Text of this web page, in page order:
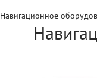
Навигационное